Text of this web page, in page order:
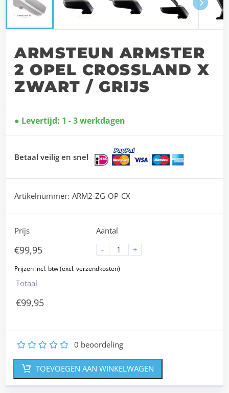
ARMSTEUN ARMSTER
2 OPEL CROSSLAND X
ZWART / GRIJS
Levertijd: 1 - 3 werkdagen
Betaal veilig en snel
Artikelnummer: ARM2-ZG-OP-CX
Prijs
€99,95
Aantal
-
+
Totaal
€99,95
5
4
3
2 0 beoordeling
TOEVOEGEN AAN WINKELWAGEN